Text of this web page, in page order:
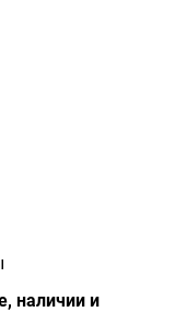
наличии и